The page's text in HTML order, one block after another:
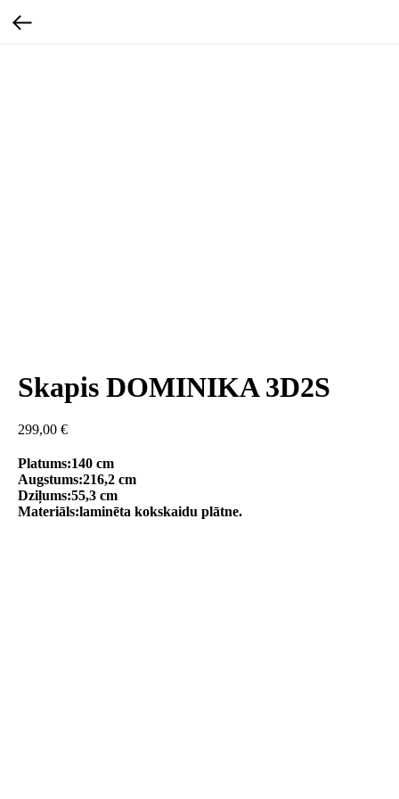
Skapis DOMINIKA 3D2S
299,00 €
Platums:140 cm
Augstums:216,2 cm
Dziļums:55,3 cm
Materiāls:laminēta kokskaidu plātne.